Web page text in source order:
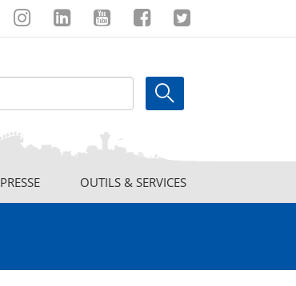
InstagramLinkedinYoutubeFacebookTwitter
PRESSE OUTILS & SERVICES